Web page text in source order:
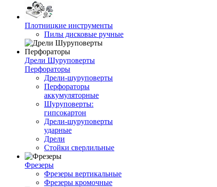
Плотницкие инструменты
Пилы дисковые ручные
Дрели Шуруповерты
Перфораторы
Дрели-шуруповерты
Перфораторы
аккумуляторные
Шуруповерты:
гипсокартон
Дрели-шуруповерты
ударные
Дрели
Стойки сверлильные
Фрезеры
Фрезеры вертикальные
Фрезеры кромочные